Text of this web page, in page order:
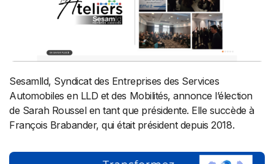
Sesamlld, Syndicat des Entreprises des Services
Automobiles en LLD et des Mobilités, annonce l’élection
de Sarah Roussel en tant que présidente. Elle succède à
François Brabander, qui était président depuis 2018.